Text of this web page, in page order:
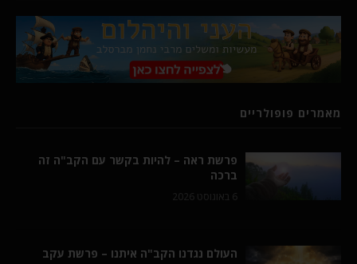
מאמרים פופולריים
פרשת ראה – להיות בקשר עם הקב"ה זה
ברכה
6 באוגוסט 2026
העולם נגדנו הקב"ה איתנו – פרשת עקב